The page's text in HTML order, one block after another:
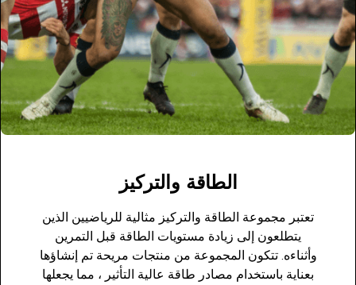
الطاقة والتركيز
تعتبر مجموعة الطاقة والتركيز مثالية للرياضيين الذين
يتطلعون إلى زيادة مستويات الطاقة قبل التمرين
وأثناءه. تتكون المجموعة من منتجات مريحة تم إنشاؤها
بعناية باستخدام مصادر طاقة عالية التأثير ، مما يجعلها